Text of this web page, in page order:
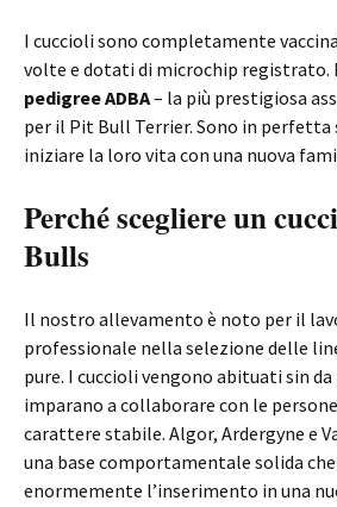
I cuccioli sono completamente
volte e dotati di microchip registrato.
pedigree ADBA– la più prestigiosa
per il Pit Bull Terrier. Sono in
iniziare la loro vita con una nuova
Perché scegliere un
Bulls
Il nostro allevamento è noto per il
professionale nella selezione delle
pure. I cuccioli vengono abituati sin
imparano a collaborare con le
carattere stabile. Algor, Ardergyne e
una base comportamentale solida
enormemente l’inserimento in una